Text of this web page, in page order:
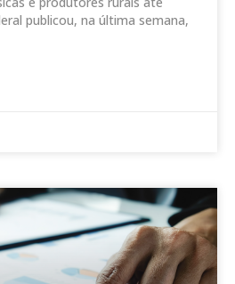
publicou, na última semana,